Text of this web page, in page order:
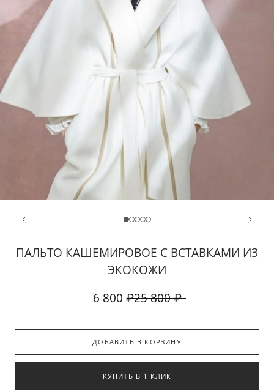
ПАЛЬТО КАШЕМИРОВОЕ С ВСТАВКАМИ ИЗ
ЭКОКОЖИ
6 800 ₽25 800 ₽
ДОБАВИТЬ В КОРЗИНУ
КУПИТЬ В 1 КЛИК